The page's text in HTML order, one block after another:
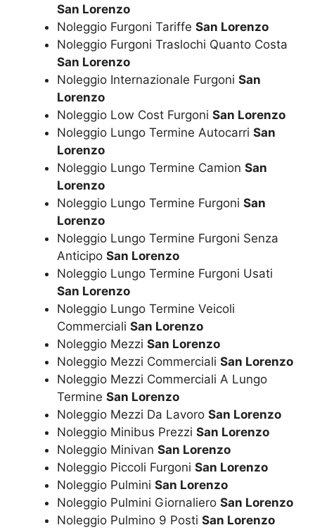
San Lorenzo
Noleggio Furgoni Tariffe San Lorenzo
Noleggio Furgoni Traslochi Quanto Costa
San Lorenzo
Noleggio Internazionale Furgoni San
Lorenzo
Noleggio Low Cost Furgoni San Lorenzo
Noleggio Lungo Termine Autocarri San
Lorenzo
Noleggio Lungo Termine Camion San
Lorenzo
Noleggio Lungo Termine Furgoni San
Lorenzo
Noleggio Lungo Termine Furgoni Senza
Anticipo San Lorenzo
Noleggio Lungo Termine Furgoni Usati
San Lorenzo
Noleggio Lungo Termine Veicoli
Commerciali San Lorenzo
Noleggio Mezzi San Lorenzo
Noleggio Mezzi Commerciali San Lorenzo
Noleggio Mezzi Commerciali A Lungo
Termine San Lorenzo
Noleggio Mezzi Da Lavoro San Lorenzo
Noleggio Minibus Prezzi San Lorenzo
Noleggio Minivan San Lorenzo
Noleggio Piccoli Furgoni San Lorenzo
Noleggio Pulmini San Lorenzo
Noleggio Pulmini Giornaliero San Lorenzo
Noleggio Pulmino 9 Posti San Lorenzo